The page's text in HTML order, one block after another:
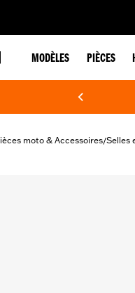
MODÈLES PIÈCES
moto & Accessoires/Selles